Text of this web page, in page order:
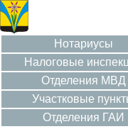
Нотариусы
Налоговые
Отделения МВД
Участковые
Отделения ГАИ